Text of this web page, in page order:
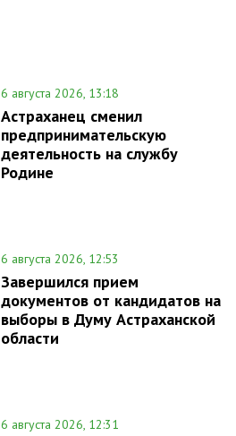
6 августа 2026, 13:18
Астраханец сменил
предпринимательскую
деятельность на службу
Родине
6 августа 2026, 12:53
Завершился прием
документов от кандидатов на
выборы в Думу Астраханской
области
6 августа 2026, 12:31